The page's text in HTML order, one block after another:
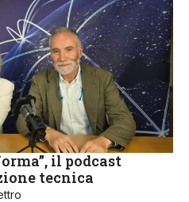
il podcast
tecnica